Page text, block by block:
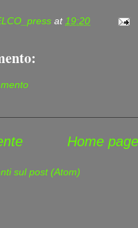
at19:20
Home page
sul post (Atom)